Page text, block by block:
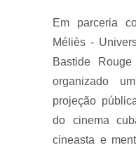
Em parceria
Méliès -
Bastide
organizado
projeção
do cinema
cineasta e